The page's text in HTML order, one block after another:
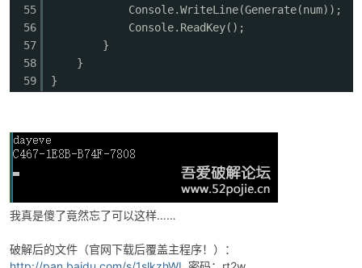
55
56
57
58
59
Console.WriteLine(Generate(num));
Console.ReadKey();
}
}
}
我真是傻了竟然忘了可以这样……
破解后的文件（官网下载后覆盖主程序！）：